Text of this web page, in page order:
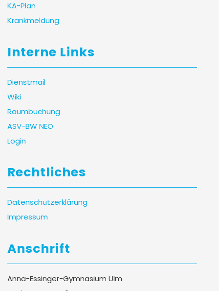
KA-Plan
Krankmeldung
Interne Links
Dienstmail
Wiki
Raumbuchung
ASV-BW NEO
Login
Rechtliches
Datenschutzerklärung
Impressum
Anschrift
Anna-Essinger-Gymnasium Ulm